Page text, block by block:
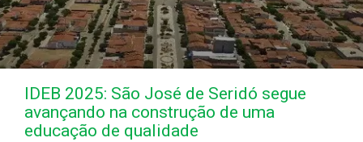
IDEB 2025: São José de Seridó segue
avançando na construção de uma
educação de qualidade